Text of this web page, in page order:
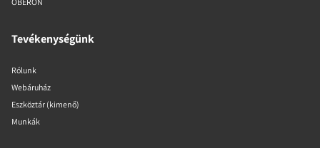
Tevékenységünk
Rólunk
Webáruház
Eszköztár (kimenő)
Munkák